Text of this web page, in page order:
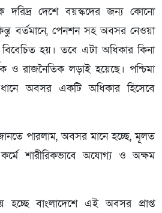
দরিদ্র দেশে বয়স্কদের জন্য কোনো
বর্তমানে, পেনশন সহ অবসর নেওয়া
বিবেচিত হয়। তবে এটা অধিকার কিনা
ও রাজনৈতিক লড়াই হয়েছে। পশ্চিমা
অবসর একটি অধিকার হিসেবে
পারলাম, অবসর মানে হচ্ছে, মূলত
শারীরিকভাবে অযোগ্য ও অক্ষম
হচ্ছে বাংলাদেশে এই অবসর প্রাপ্ত